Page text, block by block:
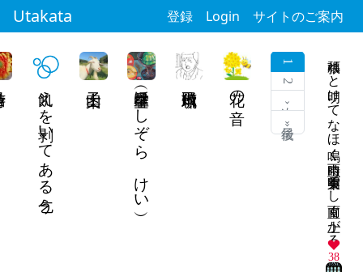
Utakata 登録 Login サイトのご案内
頑張れと明けてなほ鳴く虫時雨 東雲明るし雨直ぐ上がる
38
1
2
次 ›
最後 »
花の音
星空馨（ほしぞら けい）
飢えを剥いてある乞う